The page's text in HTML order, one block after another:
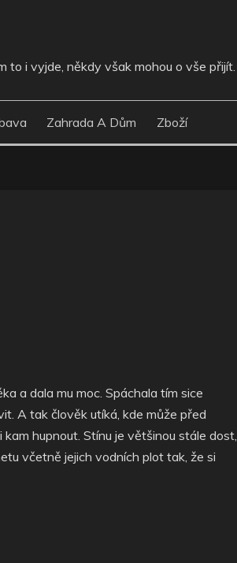
to i vyjde, někdy však mohou o vše přijít.
Zahrada A Dům Zboží
a dala mu moc. Spáchala tím sice
A tak člověk utíká, kde může před
hupnout. Stínu je většinou stále dost,
včetně jejich vodních plot tak, že si